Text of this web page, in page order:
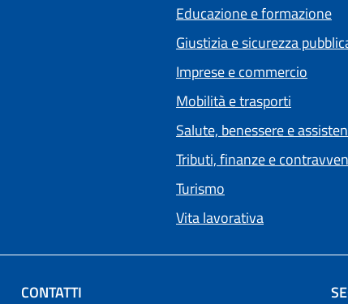
Educazione e formazione
Giustizia e sicurezza
Imprese e commercio
Mobilità e trasporti
Salute, benessere e
Tributi, finanze e
Turismo
Vita lavorativa
CONTATTI